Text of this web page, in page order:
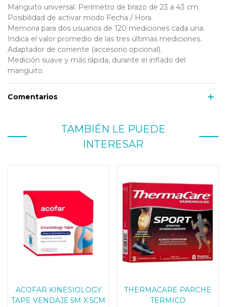
Manguito universal. Perímetro de brazo de 23 a 43 cm.
Posibilidad de activar modo Fecha / Hora.
Memoria para dos usuarios de 120 mediciones cada una.
Indica el valor promedio de las tres últimas mediciones.
Adaptador de corriente (accesorio opcional).
Medición suave y más rápida, durante el inflado del
manguito.
Comentarios
TAMBIÉN LE PUEDE
INTERESAR
ACOFAR KINESIOLOGY
TAPE VENDAJE 5M X 5CM
THERMACARE PARCHE
TERMICO